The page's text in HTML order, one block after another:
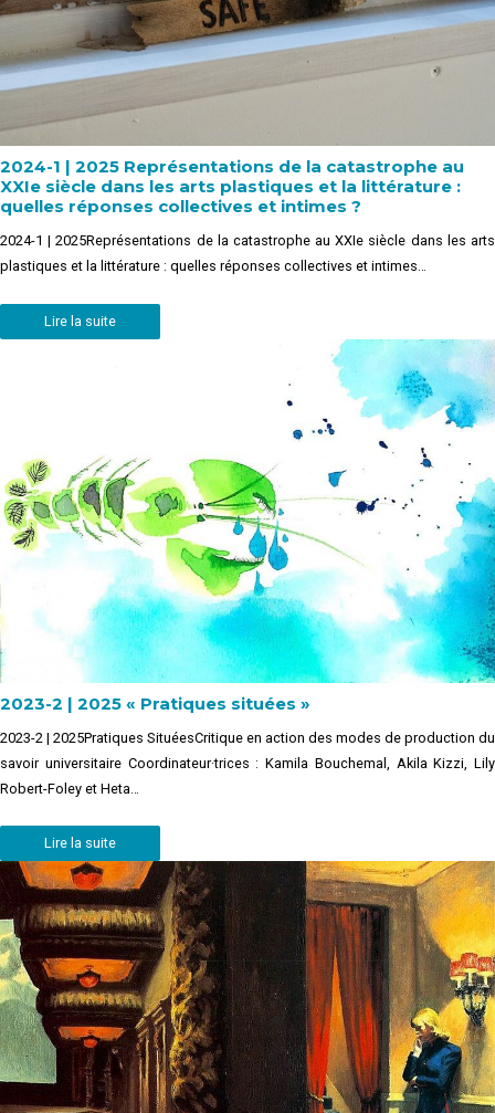
2024-1 | 2025 Représentations de la catastrophe au
XXIe siècle dans les arts plastiques et la littérature :
quelles réponses collectives et intimes ?
2024-1 | 2025Représentations de la catastrophe au XXIe siècle dans les arts
plastiques et la littérature : quelles réponses collectives et intimes…
Lire la suite
2023-2 | 2025 « Pratiques situées »
2023-2 | 2025Pratiques SituéesCritique en action des modes de production du
savoir universitaire Coordinateur·trices : Kamila Bouchemal, Akila Kizzi, Lily
Robert-Foley et Heta…
Lire la suite